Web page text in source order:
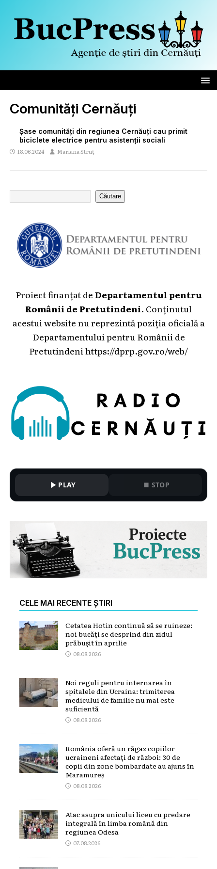
Comunități Cernăuți
Șase comunități din regiunea Cernăuți cau primit
biciclete electrice pentru asistenții sociali
18.06.2024 Mariana Struț
Căutare
Proiect finanțat deDepartamentul pentru
Românii de Pretutindeni. Conținutul
acestui website nu reprezintă poziția oficială a
Departamentului pentru Românii de
Pretutindeni https://dprp.gov.ro/web/
PLAY STOP
CELE MAI RECENTE ȘTIRI
Cetatea Hotin continuă să se ruineze:
noi bucăți se desprind din zidul
prăbușit în aprilie
08.08.2026
Noi reguli pentru internarea în
spitalele din Ucraina: trimiterea
medicului de familie nu mai este
suficientă
08.08.2026
România oferă un răgaz copiilor
ucraineni afectați de război: 30 de
copii din zone bombardate au ajuns în
Maramureș
08.08.2026
Atac asupra unicului liceu cu predare
integrală în limba română din
regiunea Odesa
07.08.2026